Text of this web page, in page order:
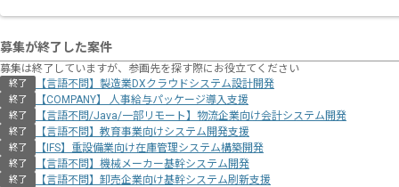
募集が終了した案件
募集は終了していますが、参画先を探す際にお役立てください
終了 【言語不問】製造業DXクラウドシステム設計開発
終了 【COMPANY】 人事給与パッケージ導入支援
終了 【言語不問/Java/一部リモート】物流企業向け会計システム開発
終了 【言語不問】教育事業向けシステム開発支援
終了 【IFS】重設備業向け在庫管理システム構築開発
終了 【言語不問】機械メーカー基幹システム開発
終了 【言語不問】卸売企業向け基幹システム刷新支援